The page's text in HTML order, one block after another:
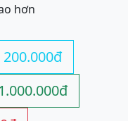
hơn
200.000đ
1.000.000đ